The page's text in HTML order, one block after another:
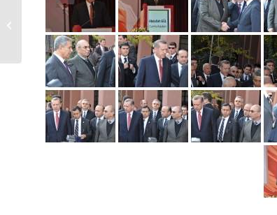
Sözleşmeli Bilişim Uzmanı İlanı